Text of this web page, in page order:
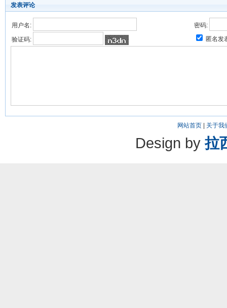
发表评论
用户名:
密码:
验证码:
匿名发
网站首页| 关于我
Design by拉